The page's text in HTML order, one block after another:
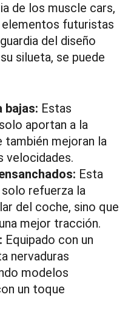
de los muscle cars,
futuristas
del diseño
silueta, se puede
bajas: Estas
aportan a la
también mejoran la
velocidades.
Esta
refuerza la
del coche, sino que
mejor tracción.
Equipado con un
nervaduras
modelos
un toque